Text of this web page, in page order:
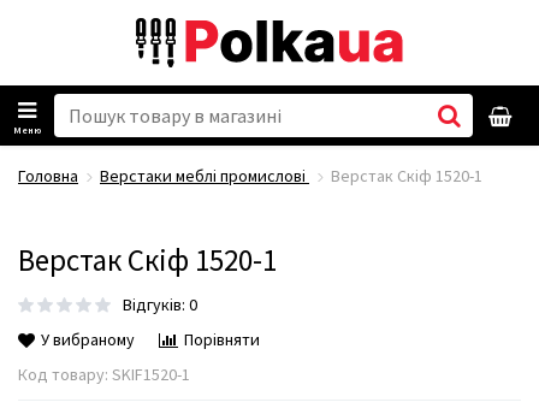
Меню
Головна Верстаки меблі промислові Верстак Скіф 1520-1
Верстак Скіф 1520-1
Відгуків: 0
У вибраному
Порівняти
Код товару: SKIF1520-1